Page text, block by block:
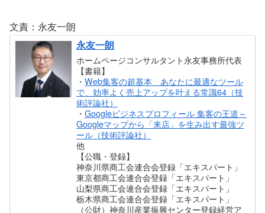
文責：永友一朗
永友一朗
ホームページコンサルタント永友事務所代表
【書籍】
・Web集客の超基本 あなたに最適なツール
で、効率よく売上アップを叶える常識64（技
術評論社）
・Googleビジネスプロフィール 集客の王道～
Googleマップから「来店」を生み出す最強ツ
ール（技術評論社）
他
【公職・登録】
神奈川県商工会連合会登録「エキスパート」
東京都商工会連合会登録「エキスパート」
山梨県商工会連合会登録「エキスパート」
栃木県商工会連合会登録「エキスパート」
（公財）神奈川産業振興センター登録経営ア